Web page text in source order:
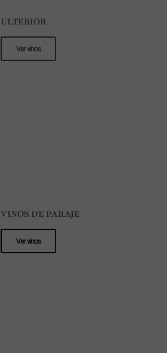
ULTERIOR
Ver vinos
VINOS DE PARAJE
Ver vinos